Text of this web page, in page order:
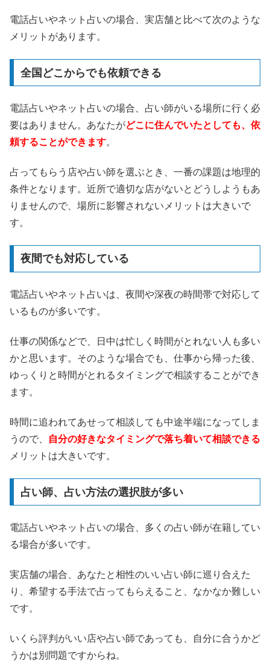
電話占いやネット占いの場合、実店舗と比べて次のような
メリットがあります。
全国どこからでも依頼できる
電話占いやネット占いの場合、占い師がいる場所に行く必
要はありません。あなたがどこに住んでいたとしても、依
頼することができます。
占ってもらう店や占い師を選ぶとき、一番の課題は地理的
条件となります。近所で適切な店がないとどうしようもあ
りませんので、場所に影響されないメリットは大きいで
す。
夜間でも対応している
電話占いやネット占いは、夜間や深夜の時間帯で対応して
いるものが多いです。
仕事の関係などで、日中は忙しく時間がとれない人も多い
かと思います。そのような場合でも、仕事から帰った後、
ゆっくりと時間がとれるタイミングで相談することができ
ます。
時間に追われてあせって相談しても中途半端になってしま
うので、
自分の好きなタイミングで落ち着いて相談できる
メリットは大きいです。
占い師、占い方法の選択肢が多い
電話占いやネット占いの場合、多くの占い師が在籍してい
る場合が多いです。
実店舗の場合、あなたと相性のいい占い師に巡り合えた
り、希望する手法で占ってもらえること、なかなか難しい
です。
いくら評判がいい店や占い師であっても、自分に合うかど
うかは別問題ですからね。